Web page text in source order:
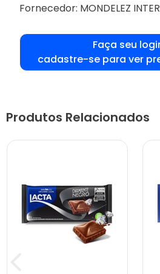
Fornecedor: MONDELEZ
Faça seu
cadastre-se para ver
Produtos Relacionados